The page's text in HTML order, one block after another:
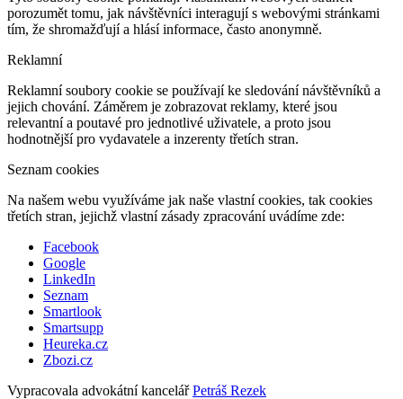
porozumět tomu, jak návštěvníci interagují s webovými stránkami
tím, že shromažďují a hlásí informace, často anonymně.
Reklamní
Reklamní soubory cookie se používají ke sledování návštěvníků a
jejich chování. Záměrem je zobrazovat reklamy, které jsou
relevantní a poutavé pro jednotlivé uživatele, a proto jsou
hodnotnější pro vydavatele a inzerenty třetích stran.
Seznam cookies
Na našem webu využíváme jak naše vlastní cookies, tak cookies
třetích stran, jejichž vlastní zásady zpracování uvádíme zde:
Facebook
Google
LinkedIn
Seznam
Smartlook
Smartsupp
Heureka.cz
Zbozi.cz
Vypracovala advokátní kancelářPetráš Rezek